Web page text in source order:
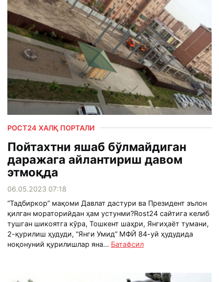
РОСТ24 ХАЛҚ ПОРТАЛИ
Пойтахтни яшаб бўлмайдиган
даражага айлантириш давом
этмоқда
06.05.2023 07:18
“Тадбиркор” мақоми Давлат дастури ва Президент эълон
қилган мораторийдан ҳам устунми?Rost24 сайтига келиб
тушган шикоятга кўра, Тошкент шаҳри, Янгиҳаёт тумани,
2-қурилиш ҳудуди, “Янги Умид” МФЙ 84-уй ҳудудида
ноқонуний қурилишлар яна... Батафсил